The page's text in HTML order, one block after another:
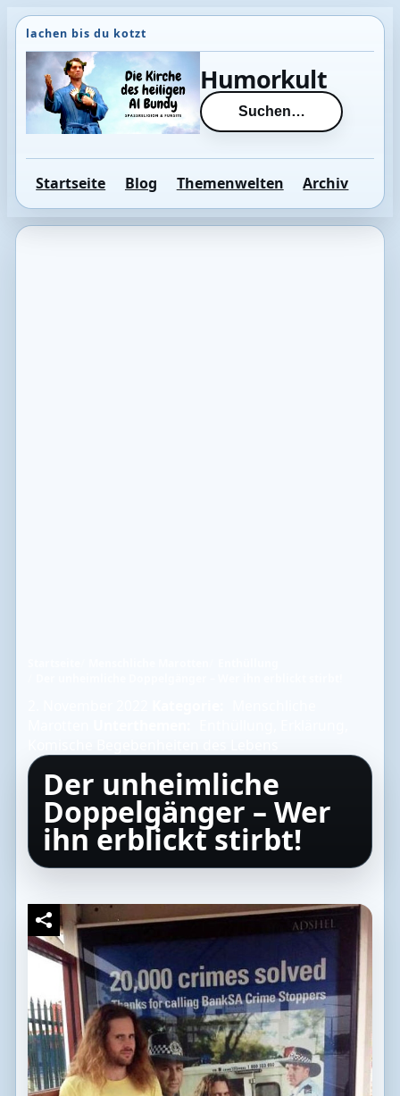
Direkt
zum
Inhalt
wechseln
Humorkult
Suchen…
Startseite Blog Themenwelten Archiv
Der unheimliche
Doppelgänger – Wer
ihn erblickt stirbt!